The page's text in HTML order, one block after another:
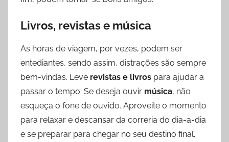
Livros, revistas e música
As horas de viagem, por vezes, podem ser
entediantes, sendo assim, distrações são sempre
bem-vindas. Leve revistas e livros para ajudar a
passar o tempo. Se deseja ouvir música, não
esqueça o fone de ouvido. Aproveite o momento
para relaxar e descansar da correria do dia-a-dia
e se preparar para chegar no seu destino final.